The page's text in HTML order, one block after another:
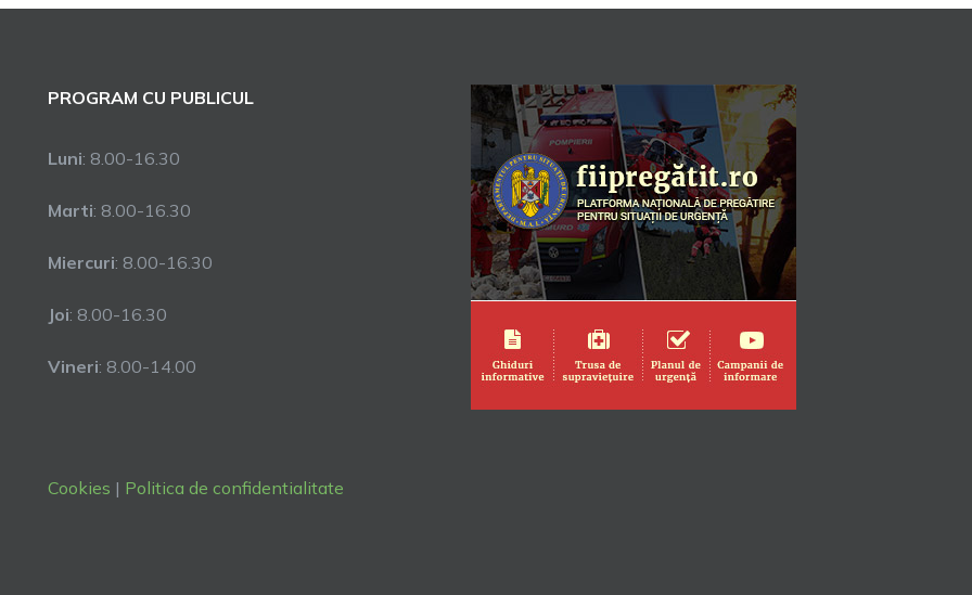
PROGRAM CU PUBLICUL
Luni: 8.00-16.30
Marti: 8.00-16.30
Miercuri: 8.00-16.30
Joi: 8.00-16.30
Vineri: 8.00-14.00
Cookies | Politica de confidentialitate